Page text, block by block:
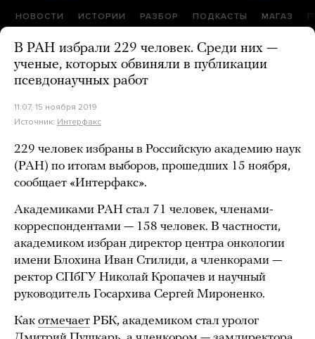
НОВОСТИ ИСТОРИИ РАЗБОР ПОДКАСТЫ МАГАЗ
В РАН избрали 229 человек. Среди них —
ученые, которых обвиняли в публикации
псевдонаучных работ
11:07, 15 ноября 2019
Источник: Интерфакс
229 человек избраны в Российскую академию наук
(РАН) по итогам выборов, прошедших 15 ноября,
сообщает «Интерфакс».
Академиками РАН стал 71 человек, членами-
корреспондентами — 158 человек. В частности,
академиком избран директор центра онкологии
имени Блохина Иван Стилиди, а членкорами —
ректор СПбГУ Николай Кропачев и научный
руководитель Госархива Сергей Мироненко.
Как отмечает РБК, академиком стал уролог